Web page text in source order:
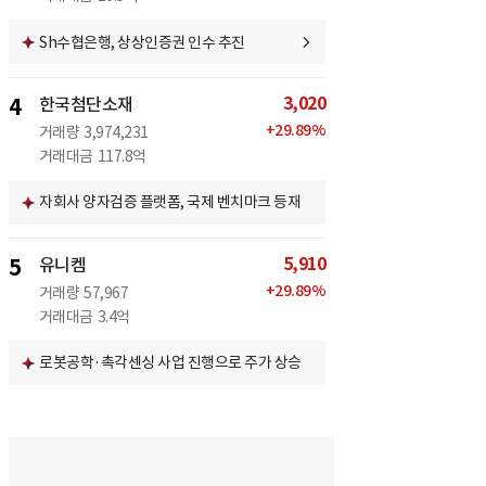
Sh수협은행, 상상인증권 인수 추진
4 한국첨단소재
거래량 3,974,231
거래대금 117.8억
3,020
+29.89%
자회사 양자검증 플랫폼, 국제 벤치마크 등재
5 유니켐
거래량 57,967
거래대금 3.4억
5,910
+29.89%
로봇공학·촉각센싱 사업 진행으로 주가 상승